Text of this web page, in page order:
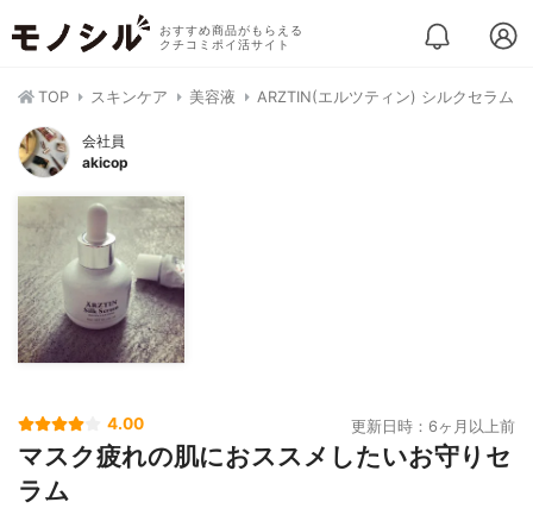
おすすめ商品がもらえる
クチコミポイ活サイト
TOP スキンケア 美容液 ARZTIN(エルツティン) シルクセラム
会社員
akicop
4.00 更新日時：6ヶ月以上前
マスク疲れの肌におススメしたいお守りセ
ラム